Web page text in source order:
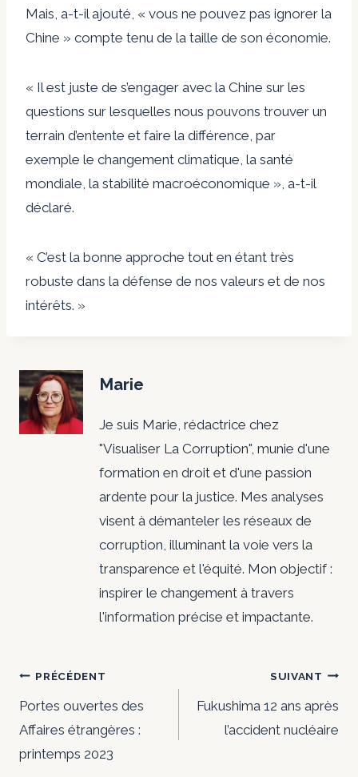
Mais, a-t-il ajouté, « vous ne pouvez pas ignorer la
Chine » compte tenu de la taille de son économie.
« Il est juste de s’engager avec la Chine sur les
questions sur lesquelles nous pouvons trouver un
terrain d’entente et faire la différence, par
exemple le changement climatique, la santé
mondiale, la stabilité macroéconomique », a-t-il
déclaré.
« C’est la bonne approche tout en étant très
robuste dans la défense de nos valeurs et de nos
intérêts. »
Marie
Je suis Marie, rédactrice chez
"Visualiser La Corruption", munie d'une
formation en droit et d'une passion
ardente pour la justice. Mes analyses
visent à démanteler les réseaux de
corruption, illuminant la voie vers la
transparence et l'équité. Mon objectif :
inspirer le changement à travers
l'information précise et impactante.
Navigation
de
l’article
PRÉCÉDENT
Portes ouvertes des
Affaires étrangères :
printemps 2023
SUIVANT
Fukushima 12 ans après
l’accident nucléaire